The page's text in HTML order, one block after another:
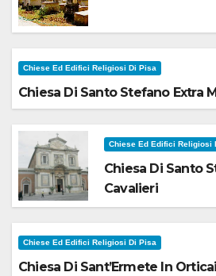
Chiese Ed Edifici Religiosi Di Pisa
Chiesa Di Santo Stefano Extra
Chiese Ed Edifici Religiosi
Chiesa Di Santo
Cavalieri
Chiese Ed Edifici Religiosi Di Pisa
Chiesa Di Sant’Ermete In